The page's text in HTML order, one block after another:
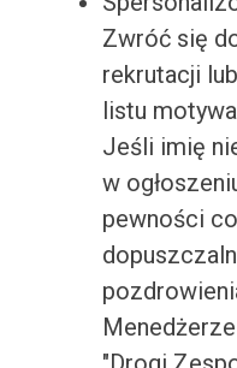
Zwróć się
rekrutacji
listu
Jeśli imię
w
pewności